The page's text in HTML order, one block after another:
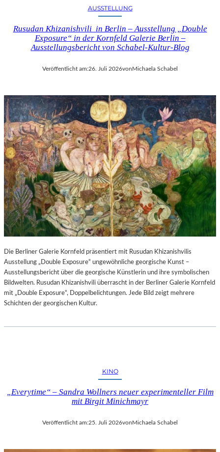
AUSSTELLUNG
Rusudan Khizanishvili in Berlin – Ausstellung „Double
Exposure“ in der Kornfeld Galerie Berlin –
Ausstellungsbericht von Schabel-Kultur-Blog
Veröffentlicht am:26. Juli 2026vonMichaela Schabel
Die Berliner Galerie Kornfeld präsentiert mit Rusudan Khizanishvilis
Ausstellung „Double Exposure“ ungewöhnliche georgische Kunst –
Ausstellungsbericht über die georgische Künstlerin und ihre symbolischen
Bildwelten. Rusudan Khizanishvili überrascht in der Berliner Galerie Kornfeld
mit „Double Exposure“, Doppelbelichtungen. Jede Bild zeigt mehrere
Schichten der georgischen Kultur.
KINO
„Everytime“ – Sandra Wollners neuer experimenteller Film
mit Birgit Minichmayr
Veröffentlicht am:25. Juli 2026vonMichaela Schabel